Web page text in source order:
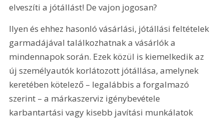
elveszíti a jótállást! De vajon jogosan?
Ilyen és ehhez hasonló vásárlási, jótállási feltételek
garmadájával találkozhatnak a vásárlók a
mindennapok során. Ezek közül is kiemelkedik az
új személyautók korlátozott jótállása, amelynek
keretében kötelező – legalábbis a forgalmazó
szerint – a márkaszerviz igénybevétele
karbantartási vagy kisebb javítási munkálatok